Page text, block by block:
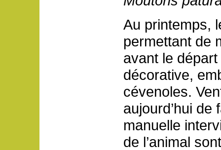
Au printemps,
permettant de
avant le
décorative,
cévenoles.
aujourd’hui de
manuelle
de l’animal